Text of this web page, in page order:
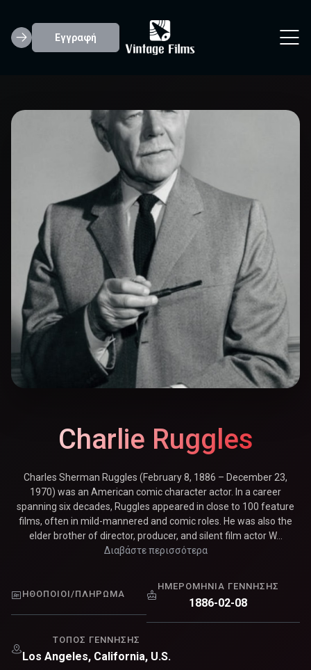
Εγγραφή
Charlie Ruggles
Charlie Ruggles
Charles Sherman Ruggles (February 8, 1886 – December 23,
1970) was an American comic character actor. In a career
spanning six decades, Ruggles appeared in close to 100 feature
films, often in mild-mannered and comic roles. He was also the
elder brother of director, producer, and silent film actor W...
Διαβάστε περισσότερα
ΗΘΟΠΟΙΟΊ/ΠΛΉΡΩΜΑ
ΗΜΕΡΟΜΗΝΊΑ ΓΈΝΝΗΣΗΣ
1886-02-08
ΤΌΠΟΣ ΓΈΝΝΗΣΗΣ
Los Angeles, California, U.S.